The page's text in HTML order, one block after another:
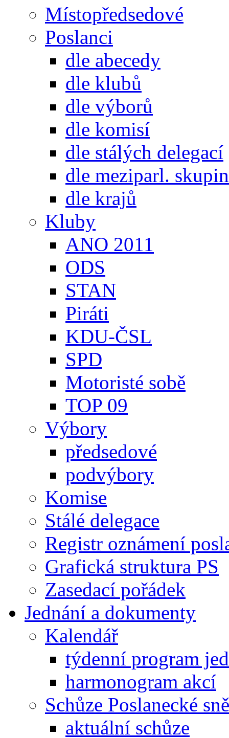
Místopředsedové
Poslanci
dle abecedy
dle klubů
dle výborů
dle komisí
dle stálých delegací
dle meziparl. skupin
dle krajů
Kluby
ANO 2011
ODS
STAN
Piráti
KDU-ČSL
SPD
Motoristé sobě
TOP 09
Výbory
předsedové
podvýbory
Komise
Stálé delegace
Registr oznámení
Grafická struktura PS
Zasedací pořádek
Jednání a dokumenty
Kalendář
týdenní program
harmonogram akcí
Schůze Poslanecké
aktuální schůze